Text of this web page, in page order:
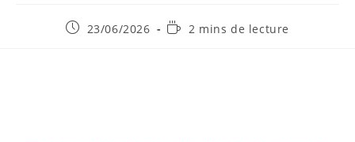
23/06/2026 2 mins de lecture